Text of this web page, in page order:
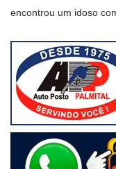
encontrou um idoso